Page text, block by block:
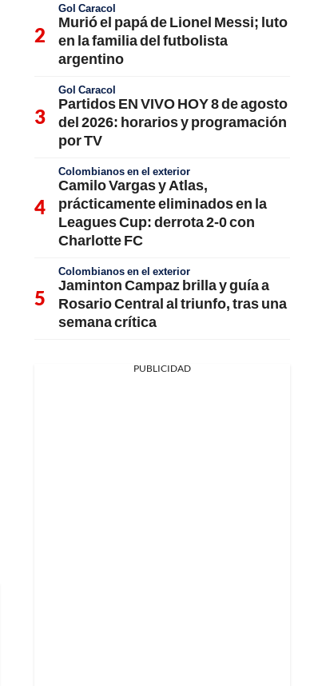
Gol Caracol
Murió el papá de Lionel Messi; luto
en la familia del futbolista
argentino
Gol Caracol
Partidos EN VIVO HOY 8 de agosto
del 2026: horarios y programación
por TV
Colombianos en el exterior
Camilo Vargas y Atlas,
prácticamente eliminados en la
Leagues Cup: derrota 2-0 con
Charlotte FC
Colombianos en el exterior
Jaminton Campaz brilla y guía a
Rosario Central al triunfo, tras una
semana crítica
PUBLICIDAD